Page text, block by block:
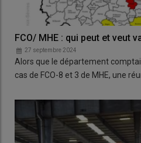
FCO/ MHE : qui peut et veut
27 septembre 2024
Alors que le département
cas de FCO-8 et 3 de MHE, une